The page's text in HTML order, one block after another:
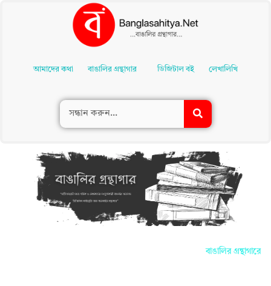
Contentআমাদের কথা বাঙালির গ্রন্থাগার ডিজিটাল বই লেখালিখি
বাঙালির গ্রন্থাগারে